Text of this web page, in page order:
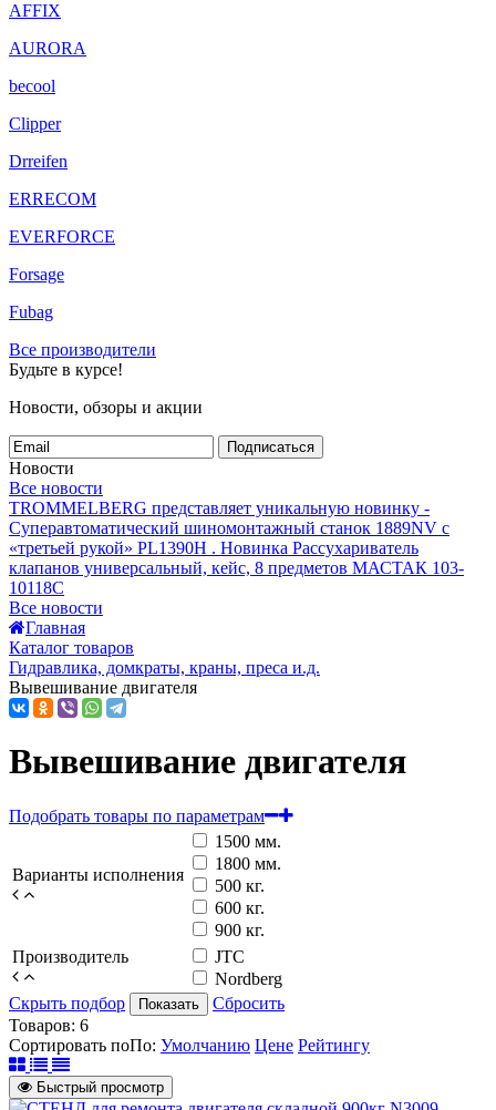
AFFIX
AURORA
becool
Clipper
Drreifen
ERRECOM
EVERFORCE
Forsage
Fubag
Все производители
Будьте в курсе!
Новости, обзоры и акции
Подписаться
Новости
Все новости
TROMMELBERG представляет уникальную новинку -
Суперавтоматический шиномонтажный станок 1889NV с
«третьей рукой» PL1390H . Новинка Рассухариватель
клапанов универсальный, кейс, 8 предметов МАСТАК 103-
10118C
Все новости
Главная
Каталог товаров
Гидравлика, домкраты, краны, преса и.д.
Вывешивание двигателя
Вывешивание двигателя
Подобрать товары по параметрам
Варианты исполнения
1500 мм.
1800 мм.
500 кг.
600 кг.
900 кг.
Производитель
JTC
Nordberg
Скрыть подбор
Показать
Сбросить
Товаров: 6
Сортировать поПо: Умолчанию Цене Рейтингу
Быстрый просмотр